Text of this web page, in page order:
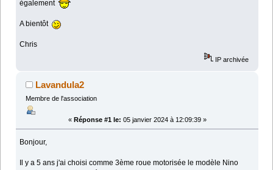
également
A bientôt
Chris
IP archivée
Lavandula2
Membre de l'association
« Réponse #1 le: 05 janvier 2024 à 12:09:39 »
Bonjour,
Il y a 5 ans j'ai choisi comme 3ème roue motorisée le modèle Nino